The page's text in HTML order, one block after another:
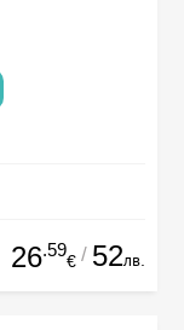
26.59
€ / 52лв.